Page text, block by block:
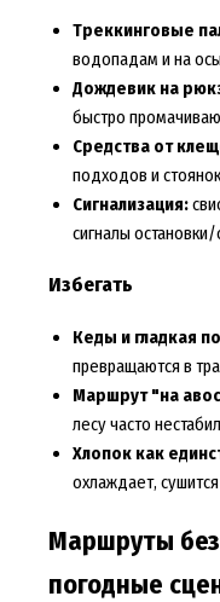
Треккинговые
водопадам и на
Дождевик на
быстро
Средства от
подходов и
Сигнализация:
сигналы
Избегать
Кеды и гладкая
превращаются в
Маршрут "на
лесу часто
Хлопок как
охлаждает,
Маршруты
погодные